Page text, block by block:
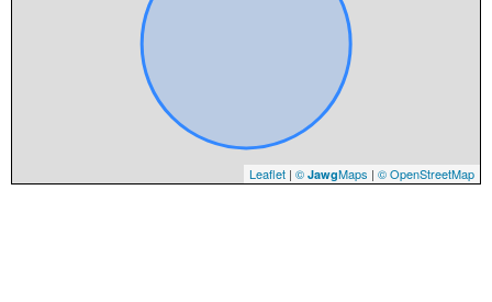
Leaflet | © JawgMaps | © OpenStreetMap